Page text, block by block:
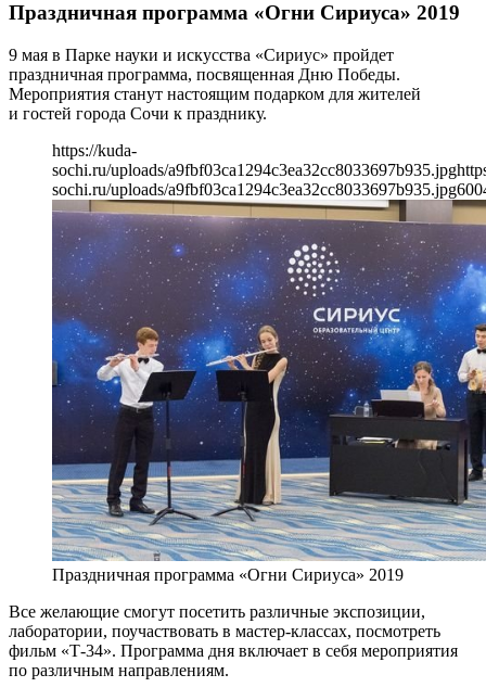
Праздничная программа «Огни Сириуса» 2019
9 мая в Парке науки и искусства «Сириус» пройдет
праздничная программа, посвященная Дню Победы.
Мероприятия станут настоящим подарком для жителей
и гостей города Сочи к празднику.
https://kuda-
sochi.ru/uploads/a9fbf03ca1294c3ea32cc8033697b935.jpg
sochi.ru/uploads/a9fbf03ca1294c3ea32cc8033697b935.jpg600
Праздничная программа «Огни Сириуса» 2019
Все желающие смогут посетить различные экспозиции,
лаборатории, поучаствовать в мастер-классах, посмотреть
фильм «Т-34». Программа дня включает в себя мероприятия
по различным направлениям.